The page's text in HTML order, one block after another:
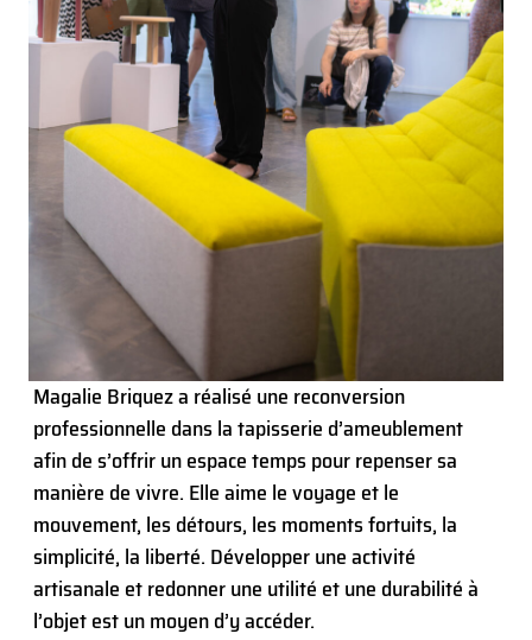
Magalie Briquez a réalisé une reconversion
professionnelle dans la tapisserie d’ameublement
afin de s’offrir un espace temps pour repenser sa
manière de vivre. Elle aime le voyage et le
mouvement, les détours, les moments fortuits, la
simplicité, la liberté. Développer une activité
artisanale et redonner une utilité et une durabilité à
l’objet est un moyen d’y accéder.